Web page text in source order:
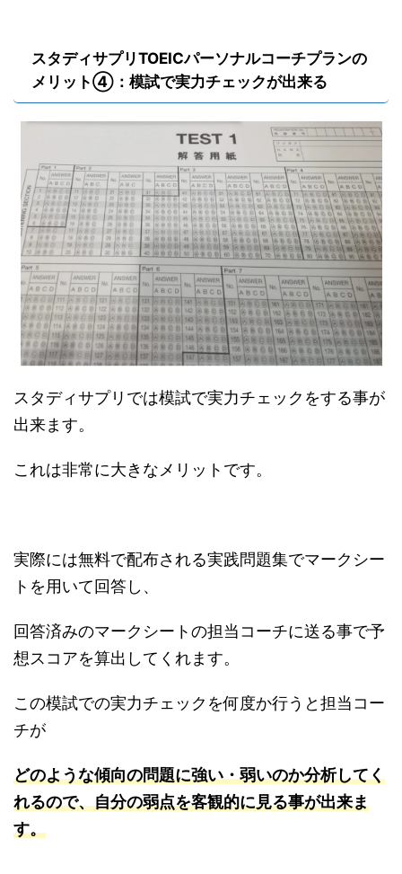
スタディサプリTOEICパーソナルコーチプランの
メリット④：模試で実力チェックが出来る
スタディサプリでは模試で実力チェックをする事が
出来ます。
これは非常に大きなメリットです。
実際には無料で配布される実践問題集でマークシー
トを用いて回答し、
回答済みのマークシートの担当コーチに送る事で予
想スコアを算出してくれます。
この模試での実力チェックを何度か行うと担当コー
チが
どのような傾向の問題に強い・弱いのか分析してく
れるので、自分の弱点を客観的に見る事が出来ま
す。